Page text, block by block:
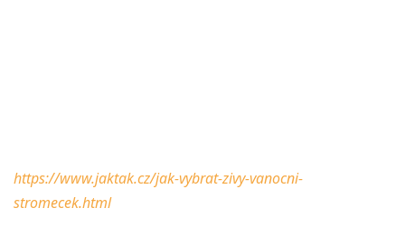
https://www.jaktak.cz/jak-vybrat-zivy-vanocni-
stromecek.html